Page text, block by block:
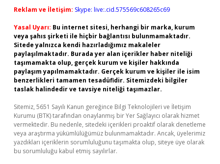
Reklam ve İletişim: Skype: live:.cid.575569c608265c69
Yasal Uyarı: Bu internet sitesi, herhangi bir marka, kurum
veya şahıs şirketi ile hiçbir bağlantısı bulunmamaktadır.
Sitede yalnızca kendi hazırladığımız makaleler
paylaşılmaktadır. Burada yer alan içerikler haber niteliği
taşımamakta olup, gerçek kurum ve kişiler hakkında
paylaşım yapılmamaktadır. Gerçek kurum ve kişiler ile isim
benzerlikleri tamamen tesadüfidir. Sitemizdeki bilgiler
taslak halindedir ve tavsiye niteliği taşımazlar.
Sitemiz, 5651 Sayılı Kanun gereğince Bilgi Teknolojileri ve İletişim
Kurumu (BTK) tarafından onaylanmış bir Yer Sağlayıcı olarak hizmet
vermektedir. Bu nedenle, sitedeki içerikleri proaktif olarak denetleme
veya araştırma yükümlülüğümüz bulunmamaktadır. Ancak, üyelerimiz
yazdıkları içeriklerin sorumluluğunu taşımakta olup, siteye üye olarak
bu sorumluluğu kabul etmiş sayılırlar.